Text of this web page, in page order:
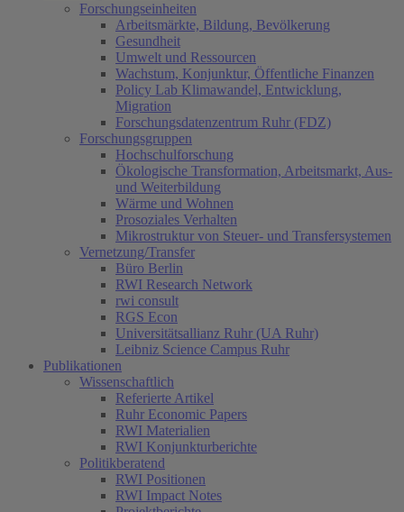
Forschungseinheiten
Arbeitsmärkte, Bildung, Bevölkerung
Gesundheit
Umwelt und Ressourcen
Wachstum, Konjunktur, Öffentliche Finanzen
Policy Lab Klimawandel, Entwicklung,
Migration
Forschungsdatenzentrum Ruhr (FDZ)
Forschungsgruppen
Hochschulforschung
Ökologische Transformation, Arbeitsmarkt, Aus-
und Weiterbildung
Wärme und Wohnen
Prosoziales Verhalten
Mikrostruktur von Steuer- und Transfersystemen
Vernetzung/Transfer
Büro Berlin
RWI Research Network
rwi consult
RGS Econ
Universitätsallianz Ruhr (UA Ruhr)
Leibniz Science Campus Ruhr
Publikationen
Wissenschaftlich
Referierte Artikel
Ruhr Economic Papers
RWI Materialien
RWI Konjunkturberichte
Politikberatend
RWI Positionen
RWI Impact Notes